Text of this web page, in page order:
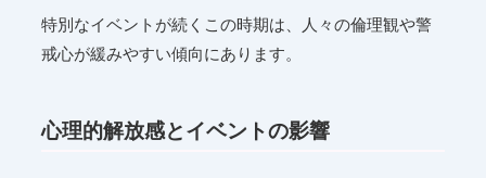
特別なイベントが続くこの時期は、人々の倫理観や警
戒心が緩みやすい傾向にあります。
心理的解放感とイベントの影響